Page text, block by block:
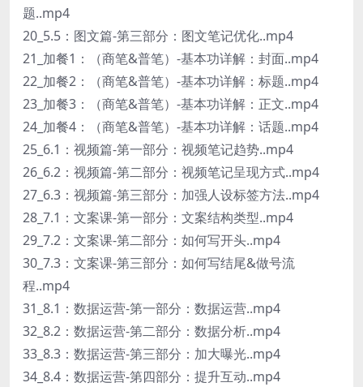
题..mp4
20_5.5：图文篇-第三部分：图文笔记优化..mp4
21_加餐1：（商笔&普笔）-基本功详解：封面..mp4
22_加餐2：（商笔&普笔）-基本功详解：标题..mp4
23_加餐3：（商笔&普笔）-基本功详解：正文..mp4
24_加餐4：（商笔&普笔）-基本功详解：话题..mp4
25_6.1：视频篇-第一部分：视频笔记趋势..mp4
26_6.2：视频篇-第二部分：视频笔记呈现方式..mp4
27_6.3：视频篇-第三部分：加强人设标签方法..mp4
28_7.1：文案课-第一部分：文案结构类型..mp4
29_7.2：文案课-第二部分：如何写开头..mp4
30_7.3：文案课-第三部分：如何写结尾&做号流
程..mp4
31_8.1：数据运营-第一部分：数据运营..mp4
32_8.2：数据运营-第二部分：数据分析..mp4
33_8.3：数据运营-第三部分：加大曝光..mp4
34_8.4：数据运营-第四部分：提升互动..mp4